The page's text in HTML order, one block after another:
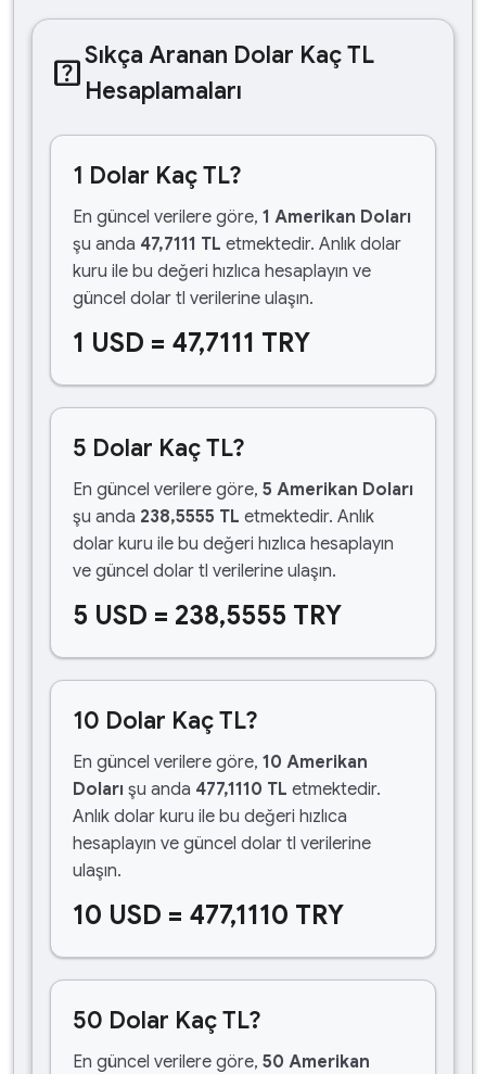
help_centerSıkça Aranan Dolar Kaç TL
Hesaplamaları
1 Dolar Kaç TL?
En güncel verilere göre, 1 Amerikan Doları
şu anda 47,7111 TL etmektedir. Anlık dolar
kuru ile bu değeri hızlıca hesaplayın ve
güncel dolar tl verilerine ulaşın.
1 USD = 47,7111 TRY
5 Dolar Kaç TL?
En güncel verilere göre, 5 Amerikan Doları
şu anda 238,5555 TL etmektedir. Anlık
dolar kuru ile bu değeri hızlıca hesaplayın
ve güncel dolar tl verilerine ulaşın.
5 USD = 238,5555 TRY
10 Dolar Kaç TL?
En güncel verilere göre, 10 Amerikan
Doları şu anda 477,1110 TL etmektedir.
Anlık dolar kuru ile bu değeri hızlıca
hesaplayın ve güncel dolar tl verilerine
ulaşın.
10 USD = 477,1110 TRY
50 Dolar Kaç TL?
En güncel verilere göre, 50 Amerikan